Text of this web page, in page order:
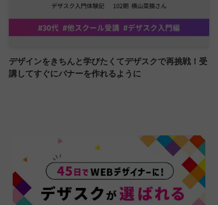
デザインをきちんと学びたくてデザスクで再挑戦！受
講してすぐにバナーを作れるように